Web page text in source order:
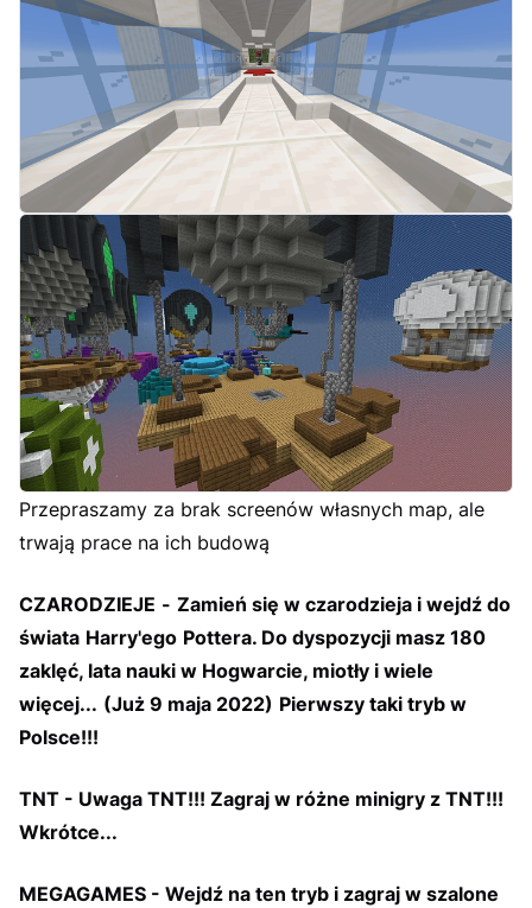
Przepraszamy za brak screenów własnych map, ale
trwają prace na ich budową
CZARODZIEJE - Zamień się w czarodzieja i wejdź do
świata Harry'ego Pottera. Do dyspozycji masz 180
zaklęć, lata nauki w Hogwarcie, miotły i wiele
więcej... (Już 9 maja 2022) Pierwszy taki tryb w
Polsce!!!
TNT - Uwaga TNT!!! Zagraj w różne minigry z TNT!!!
Wkrótce...
MEGAGAMES - Wejdź na ten tryb i zagraj w szalone